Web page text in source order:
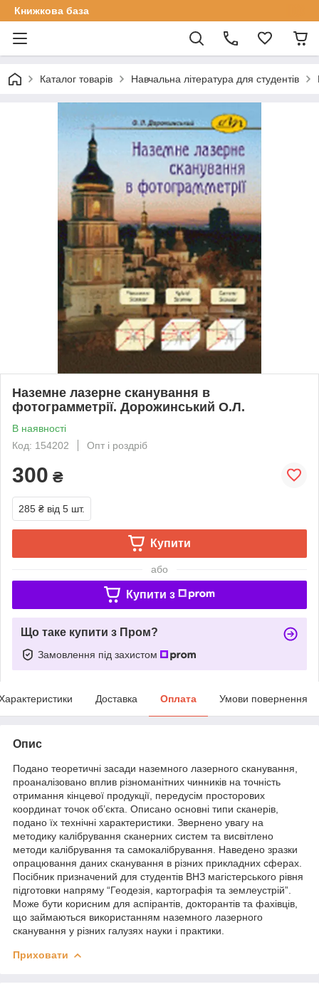
Книжкова база
Каталог товарів Навчальна література для студентів
Наземне лазерне сканування в
фотограмметрії. Дорожинський О.Л.
В наявності
Код: 154202
Опт і роздріб
300 ₴
285 ₴ від 5 шт.
Купити
або
Купити з
Що таке купити з Пром?
Замовлення під захистом
Доставка Оплата Умови повернення
Опис
Подано теоретичні засади наземного лазерного сканування,
проаналізовано вплив різноманітних чинників на точність
отримання кінцевої продукції, передусім просторових
координат точок об’єкта. Описано основні типи сканерів,
подано їх технічні характеристики. Звернено увагу на
методику калібрування сканерних систем та висвітлено
методи калібрування та самокалібрування. Наведено зразки
опрацювання даних сканування в різних прикладних сферах.
Посібник призначений для студентів ВНЗ магістерського рівня
підготовки напряму “Геодезія, картографія та землеустрій”.
Може бути корисним для аспірантів, докторантів та фахівців,
що займаються використанням наземного лазерного
сканування у різних галузях науки і практики.
Приховати